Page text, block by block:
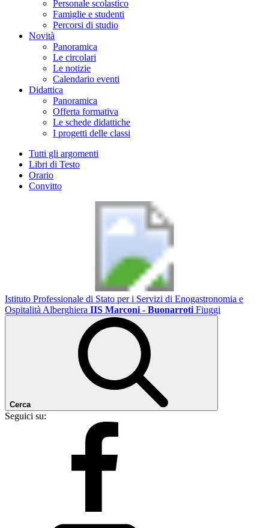
Personale scolastico
Famiglie e studenti
Percorsi di studio
Novità
Panoramica
Le circolari
Le notizie
Calendario eventi
Didattica
Panoramica
Offerta formativa
Le schede didattiche
I progetti delle classi
Tutti gli argomenti
Libri di Testo
Orario
Convitto
Istituto Professionale di Stato per i Servizi di Enogastronomia e
Ospitalità Alberghiera IIS Marconi - Buonarroti Fiuggi
Cerca
Seguici su: